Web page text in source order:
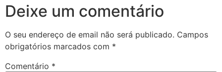
Deixe um comentário
O seu endereço de email não será publicado. Campos
obrigatórios marcados com *
Comentário *